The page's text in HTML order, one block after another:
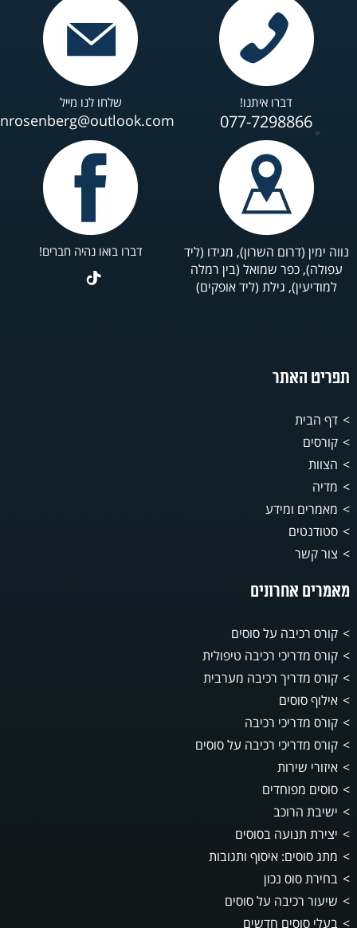
דברו איתנו!
077-7298866
שלחו לנו מייל
נווה ימין (דרום השרון), מגידו (ליד
עפולה), כפר שמואל (בין רמלה
למודיעין), גילת (ליד אופקים)
דברו בואו נהיה חברים!
תפריט האתר
דף הבית
קורסים
הצוות
מדיה
מאמרים ומידע
סטודנטים
צור קשר
מאמרים אחרונים
קורס רכיבה על סוסים
קורס מדריכי רכיבה טיפולית
קורס מדריך רכיבה מערבית
אילוף סוסים
קורס מדריכי רכיבה
קורס מדריכי רכיבה על סוסים
איזורי שירות
סוסים מפוחדים
ישיבת הרוכב
יצירת תנועה בסוסים
מתג סוסים: איסוף ותגובות
בחירת סוס נכון
שיעור רכיבה על סוסים
בעלי סוסים חדשים